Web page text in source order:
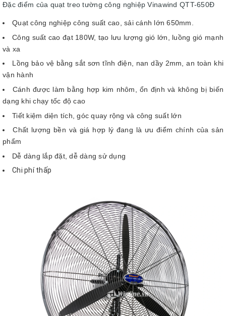
Đặc điểm của quạt treo tường công nghiệp Vinawind QTT-650Đ
Quạt công nghiệp công suất cao, sải cánh lớn 650mm.
Công suất cao đạt 180W, tạo lưu lượng gió lớn, luồng gió mạnh
và xa
Lồng bảo vệ bằng sắt sơn tĩnh điện, nan dầy 2mm, an toàn khi
vận hành
Cánh được làm bằng hợp kim nhôm, ổn định và không bị biến
dạng khi chạy tốc độ cao
Tiết kiệm diện tích, góc quay rộng và công suất lớn
Chất lượng bền và giá hợp lý đang là ưu điểm chính của sản
phẩm
Dễ dàng lắp đặt, dễ dàng sử dụng
Chi phí thấp